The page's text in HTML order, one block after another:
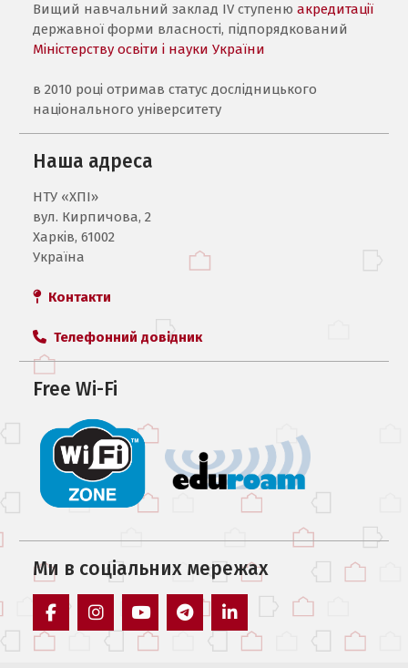
Вищий навчальний заклад IV ступенюакредитації
державної форми власності, підпорядкований
Міністерству освіти і науки України
в 2010 році отримав статус дослідницького
національного університету
Наша адреса
НТУ «ХПI»
вул. Кирпичова, 2
Харків, 61002
Україна
Контакти
Телефонний довідник
Free Wi-Fi
Ми в соцiальних мережах
facebook instagramyoutube telegram linkedin